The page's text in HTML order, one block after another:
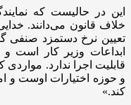
این در حالیست که
خلاف قانون می‌دانند.
تعیین نرخ دستمزد صنفی
ابداعات وزیر کار است
قابلیت اجرا ندارد. مواردی
و حوزه اختیارات اوست و
کند.»